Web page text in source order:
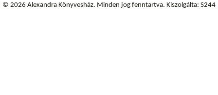
© 2026 Alexandra Könyvesház. Minden jog fenntartva. Kiszolgálta: S244